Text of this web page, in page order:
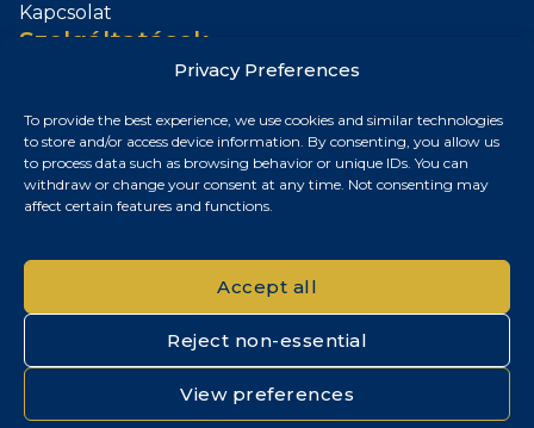
Privacy Preferences
To provide the best experience, we use cookies and similar technologies
to store and/or access device information. By consenting, you allow us
to process data such as browsing behavior or unique IDs. You can
withdraw or change your consent at any time. Not consenting may
affect certain features and functions.
Accept all
Reject non-essential
View preferences
Kapcsolat
Szolgáltatások
Kapcsolat
Budapest, Magyarország
+36 30 687 6790
© 2026 Chris Nagy Real Estate. Minden jog fenntartva.
Adatvédelmi tájékoztató|Cookie szabályzat